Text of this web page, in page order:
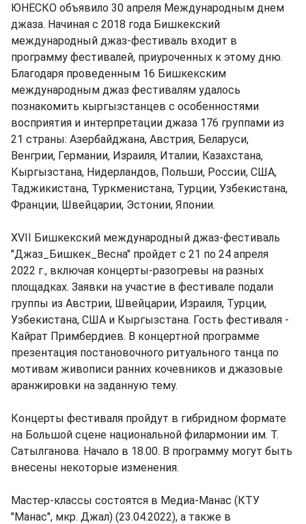
ЮНЕСКО объявило 30 апреля Международным днем
джаза. Начиная с 2018 года Бишкекский
международный джаз-фестиваль входит в
программу фестивалей, приуроченных к этому дню.
Благодаря проведенным 16 Бишкекским
международным джаз фестивалям удалось
познакомить кыргызстанцев с особенностями
восприятия и интерпретации джаза 176 группами из
21 страны: Азербайджана, Австрия, Беларуси,
Венгрии, Германии, Израиля, Италии, Казахстана,
Кыргызстана, Нидерландов, Польши, России, США,
Таджикистана, Туркменистана, Турции, Узбекистана,
Франции, Швейцарии, Эстонии, Японии.
XVII Бишкекский международный джаз-фестиваль
"Джаз_Бишкек_Весна" пройдет с 21 по 24 апреля
2022 г., включая концерты-разогревы на разных
площадках. Заявки на участие в фестивале подали
группы из Австрии, Швейцарии, Израиля, Турции,
Узбекистана, США и Кыргызстана. Гость фестиваля -
Кайрат Примбердиев. В концертной программе
презентация постановочного ритуального танца по
мотивам живописи ранних кочевников и джазовые
аранжировки на заданную тему.
Концерты фестиваля пройдут в гибридном формате
на Большой сцене национальной филармонии им. Т.
Сатылганова. Начало в 18.00. В программу могут быть
внесены некоторые изменения.
Мастер-классы состоятся в Медиа-Манас (КТУ
"Манас", мкр. Джал) (23.04.2022), а также в